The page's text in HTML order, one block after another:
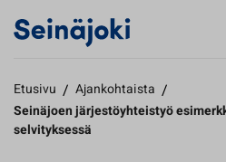
Etusivu / Ajankohtaista /
Seinäjoen järjestöyhteistyö
selvityksessä